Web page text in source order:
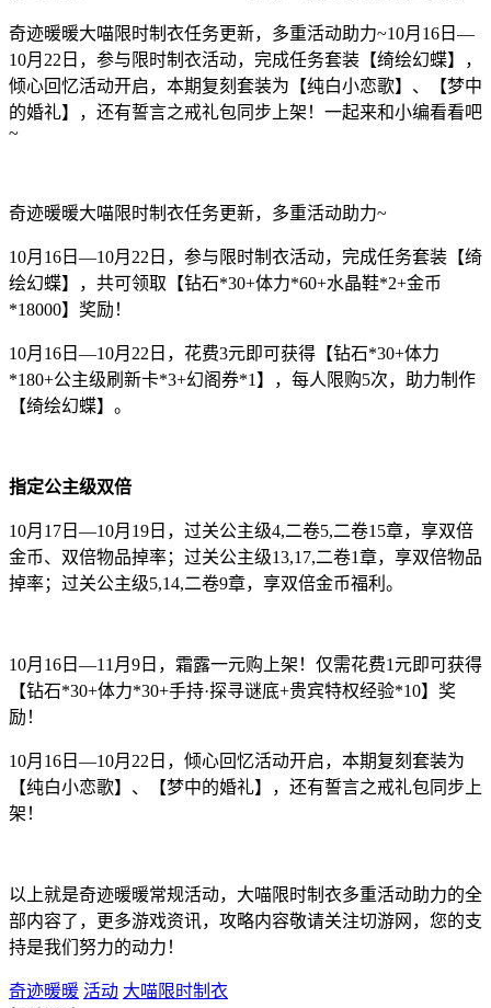
奇迹暖暖大喵限时制衣任务更新，多重活动助力~10月16日—
10月22日，参与限时制衣活动，完成任务套装【绮绘幻蝶】，
倾心回忆活动开启，本期复刻套装为【纯白小恋歌】、【梦中
的婚礼】，还有誓言之戒礼包同步上架！一起来和小编看看吧
~
奇迹暖暖大喵限时制衣任务更新，多重活动助力~
10月16日—10月22日，参与限时制衣活动，完成任务套装【绮
绘幻蝶】，共可领取【钻石*30+体力*60+水晶鞋*2+金币
*18000】奖励！
10月16日—10月22日，花费3元即可获得【钻石*30+体力
*180+公主级刷新卡*3+幻阁券*1】，每人限购5次，助力制作
【绮绘幻蝶】。
指定公主级双倍
10月17日—10月19日，过关公主级4,二卷5,二卷15章，享双倍
金币、双倍物品掉率；过关公主级13,17,二卷1章，享双倍物品
掉率；过关公主级5,14,二卷9章，享双倍金币福利。
10月16日—11月9日，霜露一元购上架！仅需花费1元即可获得
【钻石*30+体力*30+手持·探寻谜底+贵宾特权经验*10】奖
励！
10月16日—10月22日，倾心回忆活动开启，本期复刻套装为
【纯白小恋歌】、【梦中的婚礼】，还有誓言之戒礼包同步上
架！
以上就是奇迹暖暖常规活动，大喵限时制衣多重活动助力的全
部内容了，更多游戏资讯，攻略内容敬请关注切游网，您的支
持是我们努力的动力！
奇迹暖暖 活动 大喵限时制衣